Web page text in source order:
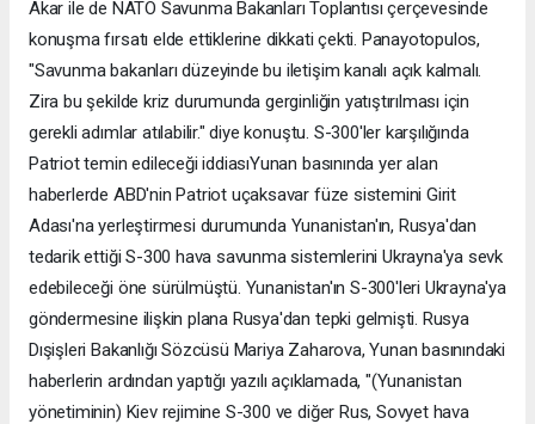
Akar ile de NATO Savunma Bakanları Toplantısı çerçevesinde
konuşma fırsatı elde ettiklerine dikkati çekti. Panayotopulos,
"Savunma bakanları düzeyinde bu iletişim kanalı açık kalmalı.
Zira bu şekilde kriz durumunda gerginliğin yatıştırılması için
gerekli adımlar atılabilir." diye konuştu. S-300'ler karşılığında
Patriot temin edileceği iddiasıYunan basınında yer alan
haberlerde ABD'nin Patriot uçaksavar füze sistemini Girit
Adası'na yerleştirmesi durumunda Yunanistan'ın, Rusya'dan
tedarik ettiği S-300 hava savunma sistemlerini Ukrayna'ya sevk
edebileceği öne sürülmüştü. Yunanistan'ın S-300'leri Ukrayna'ya
göndermesine ilişkin plana Rusya'dan tepki gelmişti. Rusya
Dışişleri Bakanlığı Sözcüsü Mariya Zaharova, Yunan basınındaki
haberlerin ardından yaptığı yazılı açıklamada, "(Yunanistan
yönetiminin) Kiev rejimine S-300 ve diğer Rus, Sovyet hava